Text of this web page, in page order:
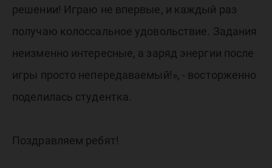
решении! Играю не впервые, и каждый раз
получаю колоссальное удовольствие. Задания
неизменно интересные, а заряд энергии после
игры просто непередаваемый!», - восторженно
поделилась студентка.
Поздравляем ребят!